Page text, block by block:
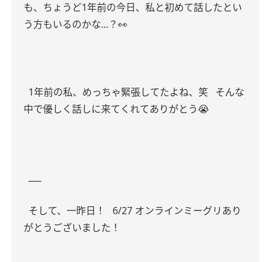
も、ちょうど1年前の今日、私と初めて話したとい
う方もいるのかな...？👀
1年前の私、めっちゃ緊張してたよね、笑 そんな
中で優しく話しに来てくれてありがとう😭
そして、一昨日！
6/27 オンラインミーグリあり
がとうございました！